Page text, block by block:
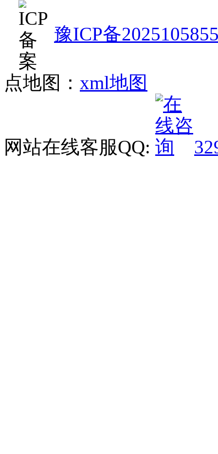
豫ICP备
点地图： xml地图
网站在线客服QQ: